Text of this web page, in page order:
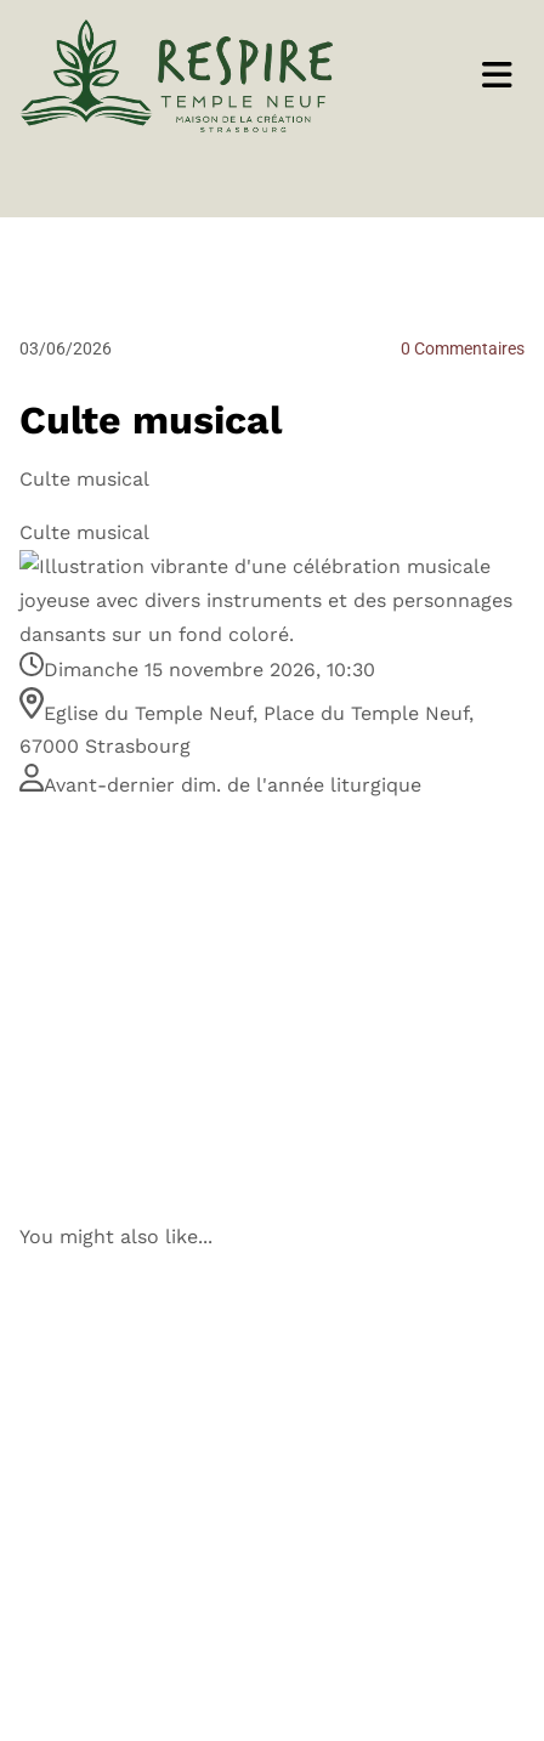
03/06/2026 0 Commentaires
Culte musical
Culte musical
Culte musical
Dimanche 15 novembre 2026, 10:30
Eglise du Temple Neuf, Place du Temple Neuf,
67000 Strasbourg
Avant-dernier dim. de l'année liturgique
You might also like...